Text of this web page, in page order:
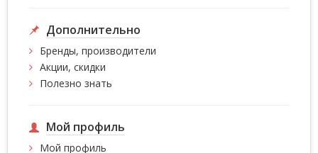
Дополнительно
Бренды, производители
Акции, скидки
Полезно знать
Мой профиль
Мой профиль